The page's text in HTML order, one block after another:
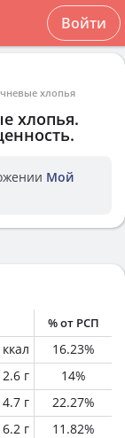
Войти
хлопья
хлопья.
Мой
% от РСП
ккал 16.23%
г 14%
г 22.27%
г 11.82%